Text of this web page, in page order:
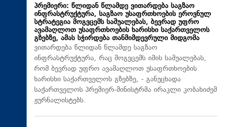
პრემიერი: წლიდან წლამდე ვითარდება საგზაო
ინფრასტრუქტურა, საგზაო უსაფრთხოების ეროვნულ
სტრატეგია მოგვცემს საშუალებას, ბევრად უფრო
ავამაღლოთ უსაფრთხოების ხარისხი საქართველოს
გზებზე, ამას სჭირდება თანმიმდევრული მიდგომა
ვითარდება წლიდან წლამდე საგზაო
ინფრასტრუქტურა, რაც მოგვცემს იმის საშუალებას,
რომ ბევრად უფრო ავამაღლოთ უსაფრთხოების
ხარისხი საქართველოს გზებზე, - განუცხადა
საქართველოს პრემიერ-მინისტრმა ირაკლი კობახიძემ
ჟურნალისტებს.